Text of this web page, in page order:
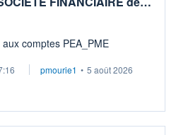
aux comptes PEA_PME
pmourie1 • 5 août 2026